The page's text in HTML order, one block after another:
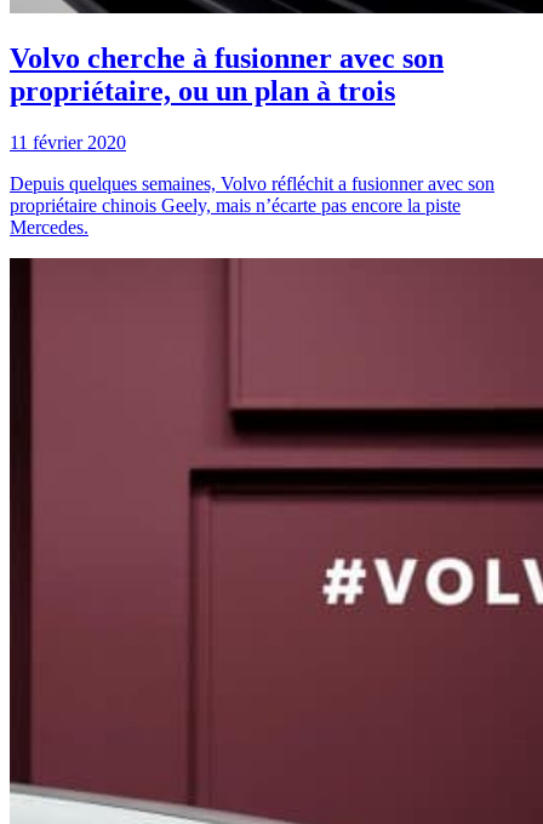
Volvo cherche à fusionner avec son
propriétaire, ou un plan à trois
11 février 2020
Depuis quelques semaines, Volvo réfléchit a fusionner avec son
propriétaire chinois Geely, mais n’écarte pas encore la piste
Mercedes.